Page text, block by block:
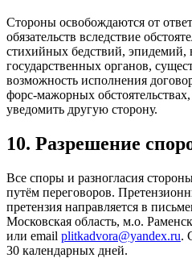
Стороны освобождаются от
обязательств вследствие
стихийных бедствий,
государственных органов,
возможность исполнения
форс-мажорных
уведомить другую сторону.
10. Разрешение
Все споры и разногласия
путём переговоров.
претензия направляется в
Московская область, м.о.
или email plitkadvora@yandex.ru.
30 календарных дней.